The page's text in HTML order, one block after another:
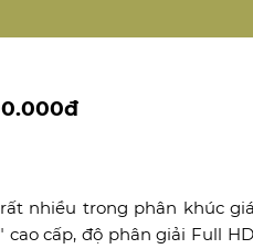
nhiều trong phân khúc
cấp, độ phân giải Full